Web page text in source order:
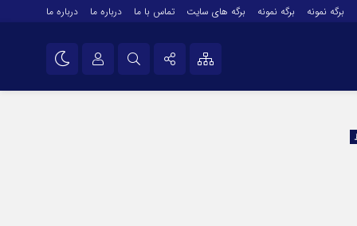
برگه نمونه برگه نمونه برگه های سایت تماس با ما درباره ما درباره ما